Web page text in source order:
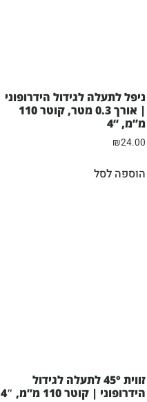
ניפל לתעלה לגידול הידרופוני
| אורך 0.3 מטר, קוטר 110
מ”מ, “4
₪24.00
הוספה לסל
זווית 45° לתעלה לגידול
הידרופוני | קוטר 110 מ”מ, 4″